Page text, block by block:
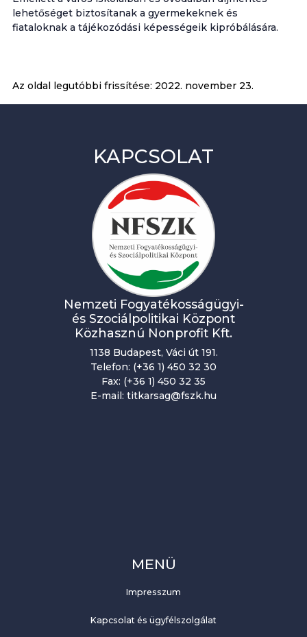
lehetőséget biztosítanak a gyermekeknek és
fiataloknak a tájékozódási képességeik kipróbálására.
Az oldal legutóbbi frissítése: 2022. november 23.
KAPCSOLAT
Nemzeti Fogyatékosságügyi-
és Szociálpolitikai Központ
Közhasznú Nonprofit Kft.
1138 Budapest, Váci út 191.
Telefon: (+36 1) 450 32 30
Fax: (+36 1) 450 32 35
E-mail: titkarsag@fszk.hu
MENÜ
Impresszum
Kapcsolat és ügyfélszolgálat